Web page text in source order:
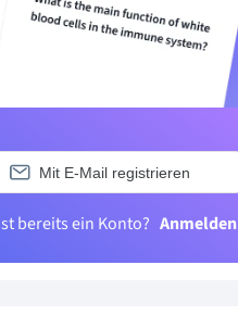
Mit E-Mail registrieren
bereits ein Konto? Anmelden